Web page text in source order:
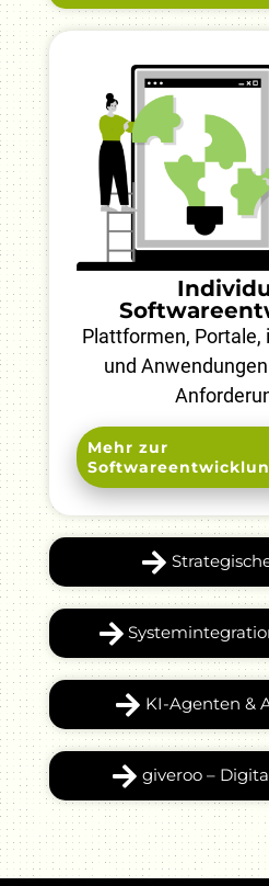
KI-Agenten &
giveroo –
Plattformen, Portale,
und
Mehr zur